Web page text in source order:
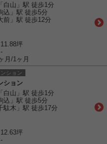
白山」駅 徒歩1分
込」駅 徒歩5分
前」駅 徒歩12分
坪
月/1ヶ月
ション
ション
白山」駅 徒歩1分
込」駅 徒歩5分
駄木」駅 徒歩17分
坪